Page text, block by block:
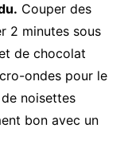
Couper des
2 minutes sous
de chocolat
ondes pour le
noisettes
bon avec un